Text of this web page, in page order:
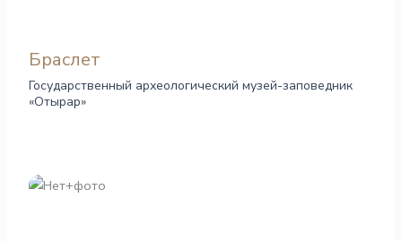
Браслет
Государственный археологический музей-заповедник
«Отырар»